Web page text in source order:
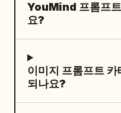
을 배치하고 그 주위
(입지 선정, 교육, 공
연구)을 배치한 허
은 연결선을 사용합니다. 8. 협력 이
드: 타이틀 “为什么
Cheesecake: 연한
Dough: 따뜻한 크림
조각, 초콜릿 칩, 편
백 개의 공중에 떠
고 자신감 있는 표
YouMind 프롬프
요?
이미지 프롬프트
되나요?